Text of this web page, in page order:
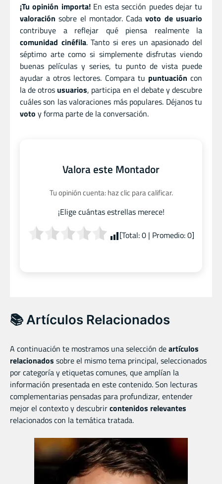
¡Tu opinión importa!En esta sección puedes dejar tu
valoración sobre el montador. Cadavoto de usuario
contribuye a reflejar qué piensa realmente la
comunidad cinéfila. Tanto si eres un apasionado del
séptimo arte como si simplemente disfrutas viendo
buenas películas y series, tu punto de vista puede
ayudar a otros lectores. Compara tu puntuación con
la de otros usuarios, participa en el debate y descubre
cuáles son las valoraciones más populares. Déjanos tu
voto y forma parte de la conversación.
Valora este Montador
Tu opinión cuenta: haz clic para calificar.
¡Elige cuántas estrellas merece!
[Total:0| Promedio:0]
📚 Artículos Relacionados
A continuación te mostramos una selección deartículos
relacionados sobre el mismo tema principal, seleccionados
por categoría y etiquetas comunes, que amplían la
información presentada en este contenido. Son lecturas
complementarias pensadas para profundizar, entender
mejor el contexto y descubrircontenidos relevantes
relacionados con la temática tratada.